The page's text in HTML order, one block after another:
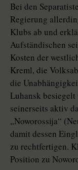
Bei den
Regierung
Klubs ab und
Aufständischen
Kosten der
Kreml, die
die
Luhansk
seinerseits aktiv
„Noworossija“
damit dessen
zu rechtfertigen.
Position zu